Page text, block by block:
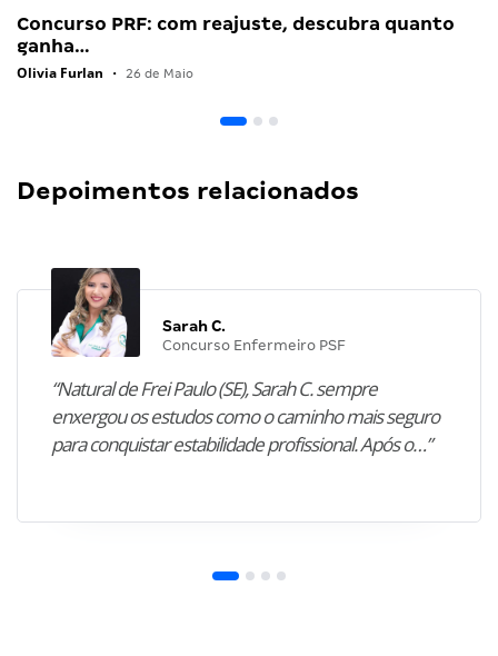
Concurso PRF: com reajuste, descubra quanto
ganha…
Olivia Furlan • 26 de Maio
Depoimentos relacionados
Sarah C.
Concurso Enfermeiro PSF
“Natural de Frei Paulo (SE), Sarah C. sempre
enxergou os estudos como o caminho mais seguro
para conquistar estabilidade profissional. Após o…”